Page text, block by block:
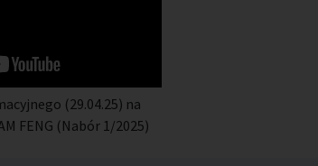
(29.04.25) na
FENG (Nabór 1/2025)